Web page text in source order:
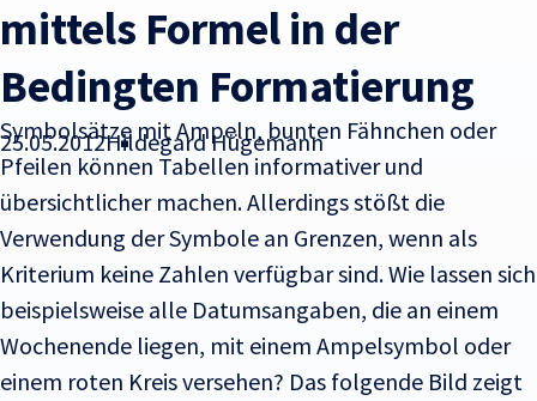
mittels Formel in der
Bedingten Formatierung
25.05.2012Hildegard Hügemann
Symbolsätze mit Ampeln, bunten Fähnchen oder
Pfeilen können Tabellen informativer und
übersichtlicher machen. Allerdings stößt die
Verwendung der Symbole an Grenzen, wenn als
Kriterium keine Zahlen verfügbar sind. Wie lassen sich
beispielsweise alle Datumsangaben, die an einem
Wochenende liegen, mit einem Ampelsymbol oder
einem roten Kreis versehen? Das folgende Bild zeigt